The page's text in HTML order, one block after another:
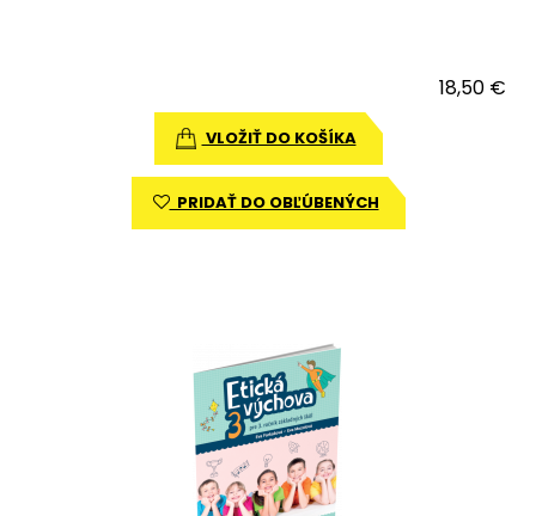
18,50 €
VLOŽIŤ DO KOŠÍKA
PRIDAŤ DO OBĽÚBENÝCH